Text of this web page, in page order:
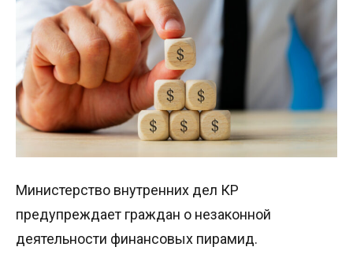
Министерство внутренних дел КР
предупреждает граждан о незаконной
деятельности финансовых пирамид.